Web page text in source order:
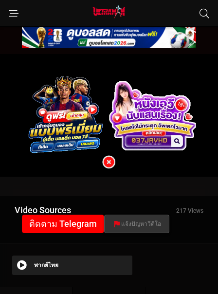
Video Sources 217 Views
ติดตาม Telegram แจ้งปัญหาวีดีโอ
พากย์ไทย